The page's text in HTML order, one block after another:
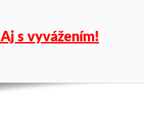
s vyvážením!